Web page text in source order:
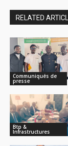
RELATED
Communiqués de
presse
Btp &
Infrastructures